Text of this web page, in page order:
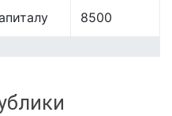
8500